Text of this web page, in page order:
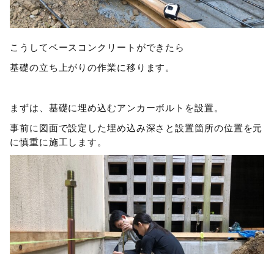
こうしてベースコンクリートができたら
基礎の立ち上がりの作業に移ります。
まずは、基礎に埋め込むアンカーボルトを設置。
事前に図面で設定した埋め込み深さと設置箇所の位置を元
に慎重に施工します。